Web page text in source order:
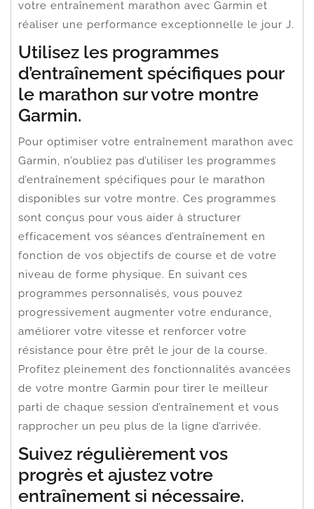
votre entraînement marathon avec Garmin et
réaliser une performance exceptionnelle le jour J.
Utilisez les programmes
d’entraînement spécifiques pour
le marathon sur votre montre
Garmin.
Pour optimiser votre entraînement marathon avec
Garmin, n’oubliez pas d’utiliser les programmes
d’entraînement spécifiques pour le marathon
disponibles sur votre montre. Ces programmes
sont conçus pour vous aider à structurer
efficacement vos séances d’entraînement en
fonction de vos objectifs de course et de votre
niveau de forme physique. En suivant ces
programmes personnalisés, vous pouvez
progressivement augmenter votre endurance,
améliorer votre vitesse et renforcer votre
résistance pour être prêt le jour de la course.
Profitez pleinement des fonctionnalités avancées
de votre montre Garmin pour tirer le meilleur
parti de chaque session d’entraînement et vous
rapprocher un peu plus de la ligne d’arrivée.
Suivez régulièrement vos
progrès et ajustez votre
entraînement si nécessaire.